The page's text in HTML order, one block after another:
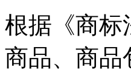
根据《商标
商品、商品